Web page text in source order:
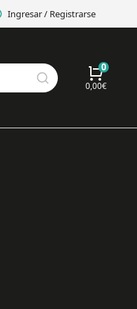
Ingresar / Registrarse
0,00€